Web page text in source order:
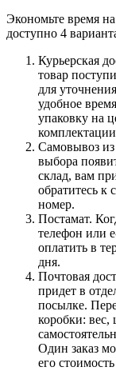
Экономьте время
доступно 4
Курьерская
товар
для
удобное
упаковку на
Самовывоз из
выбора
склад, вам
обратитесь к
номер.
Постамат.
телефон или
оплатить в
дня.
Почтовая
придет в
посылке.
коробки: вес,
Один заказ
его